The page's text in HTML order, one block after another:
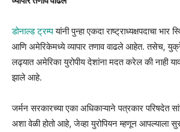
डोनाल्ड ट्रम्पयांनी पुन्हा एकदा राष्ट्राध्यक्षपदाचा भार
आणि अमेरिकेमध्ये व्यापार तणाव वाढले आहेत. तसेच,
लढ्यात अमेरिका युरोपीय देशांना मदत करेल की नाही
झाले आहे.
जर्मन सरकारच्या एका अधिकाऱ्याने पत्रकार परिषदेत
अशा वेळी होतो आहे, जेव्हा युरोपियन म्हणून आपल्याला